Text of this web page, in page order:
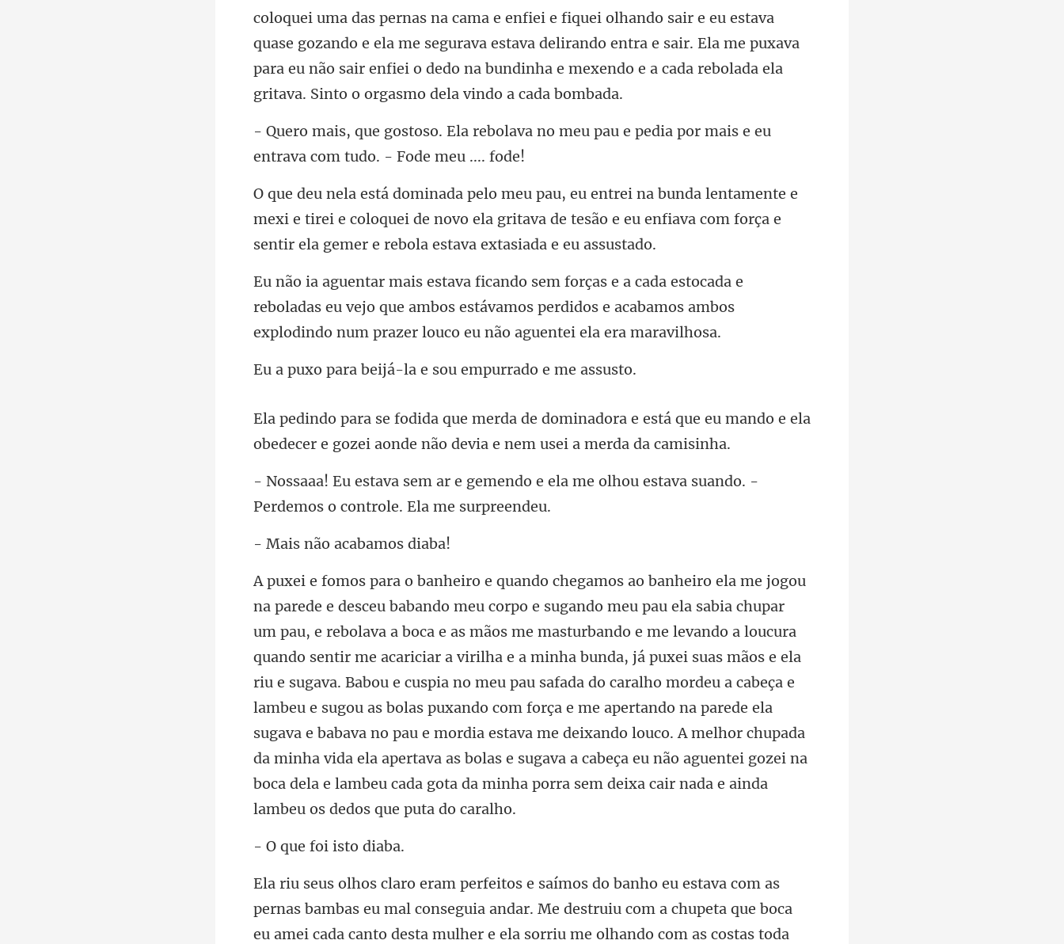
la me segurava estava delirando entra e sair. Ela me puxava
para eu não sair enfiei o dedo n
ava no meu pau e pedia por mais e eu
te e
mexi e tirei e coloquei de novo ela gritava de tesão e eu enfiava
a e
reboladas eu vejo que ambos estávamos perdidos e acabamos ambo
ijá-la e sou empu
ora e está que eu mando e ela
obedecer e gozei
o e ela me olhou estava suando. -
Pe
ão acabam
e acariciar a virilha e a minha bunda, já puxei suas mãos e ela
riu e sugava. Babou e cuspia no meu pau safada do caralho mordeu a cabeça e
lambeu e sugou as bolas puxando com força e me apertando na parede ela
sugava e babava no pau e
foi ist
bambas eu mal conseguia andar. Me destruiu com a chupeta que boca
eu amei cada can